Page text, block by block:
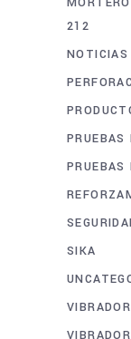
212
NOTICIAS
PRUEBAS
PRUEBAS
SIKA